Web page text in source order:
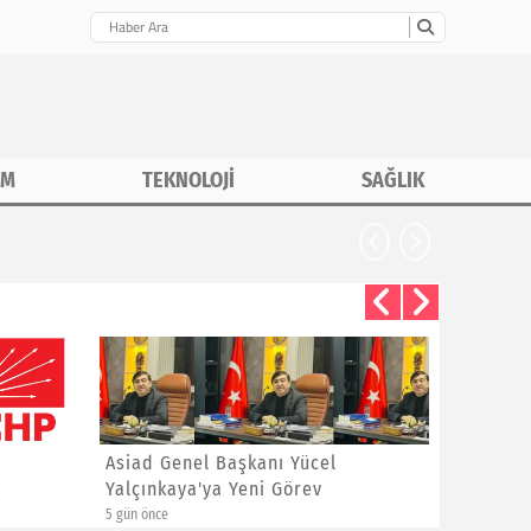
TEKNOLOJİ SAĞLIK
Asiad Genel Başkanı Yücel
Yalçınkaya'ya Yeni Görev
5 gün önce